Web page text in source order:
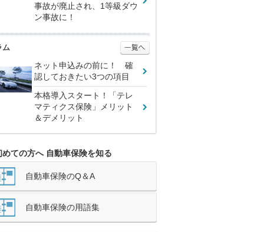
事故が廃止され、1等級ダウ
ン事故に！
ム
ネット申込みの前に！ 確
認しておきたい3つの項目
本格導入スタート！「テレ
マティクス保険」メリット
＆デメリット
めての方へ 自動車保険を知る
自動車保険のQ＆A
自動車保険の用語集